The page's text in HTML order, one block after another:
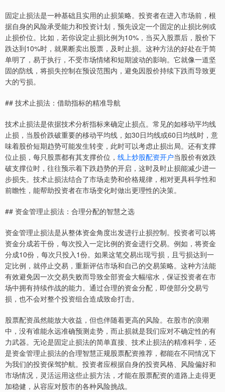
固定止损法是一种基础且实用的止损策略。投资者在进入市场前，根
据自身的风险承受能力和投资计划，预先设定一个固定的止损比例或
止损价位。比如，若你设定止损比例为10%，当买入股票后，股价下
跌达到10%时，就果断卖出股票，及时止损。这种方法的好处在于简
单明了，易于执行，不受市场情绪和短期波动的影响。它就像一道坚
固的防线，将损失控制在预设范围内，避免因股价持续下跌而导致更
大的亏损。
## 技术止损法：借助指标的精准导航
技术止损法是依据技术分析指标来确定止损点。常见的如移动平均线
止损，当股价跌破重要的移动平均线，如30日均线或60日均线时，意
味着股价短期趋势可能发生转变，此时可以考虑止损出局。还有支撑
位止损，每只股票都有其支撑价位， 线上炒股配资开户当股价有效跌
破支撑位时，往往预示着下跌趋势的开启，这时及时止损能减少进一
步损失。技术止损法结合了市场走势和价格规律，相对更具科学性和
前瞻性，能帮助投资者在市场变化时做出更理性的决策。
## 资金管理止损法：合理分配的智慧之选
资金管理止损法是从整体资金角度出发进行止损控制。投资者可以将
资金分成若干份，每次投入一定比例的资金进行交易。例如，将资金
分成10份，每次只投入1份。如果这笔交易出现亏损，且亏损达到一
定比例，就停止交易，重新评估市场和自己的交易策略。这种方法能
有效避免因一次交易失败而导致全部资金大幅缩水，保证投资者在市
场中拥有持续作战的能力。通过合理的资金分配，即使部分交易亏
损，也不会对整个投资组合造成致命打击。
股票配资虽然能放大收益，但也伴随着更高的风险。在股市的浪潮
中，没有谁能永远准确预测走势，而止损就是我们应对不确定性的有
力武器。无论是固定止损法的简单直接、技术止损法的精准科学，还
是资金管理止损法的合理智慧正规股票配资推荐，都能在不同情况下
为我们的投资保驾护航。投资者应根据自身的投资风格、风险偏好和
市场情况，灵活运用这些止损方法，才能在股票配资的道路上走得更
加稳健，从容应对股市的各种风险挑战。